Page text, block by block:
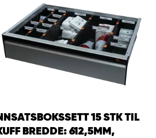
15 STK TIL
BREDDE: 612,5MM,